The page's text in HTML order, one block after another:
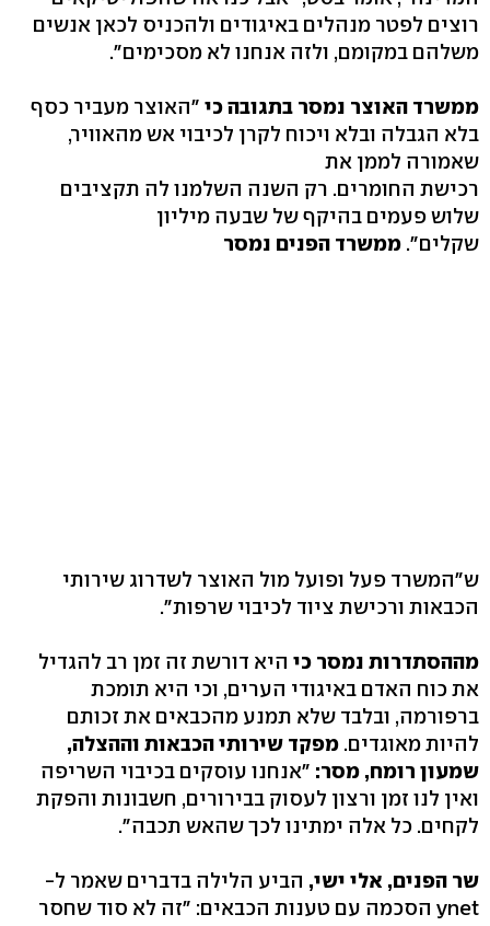
רוצים לפטר מנהלים באיגודים ולהכניס לכאן אנשים
משלהם במקומם, ולזה אנחנו לא מסכימים".
ממשרד האוצר נמסר בתגובה כי "האוצר מעביר כסף
בלא הגבלה ובלא ויכוח לקרן לכיבוי אש מהאוויר,
שאמורה לממן את
רכישת החומרים. רק השנה השלמנו לה תקציבים
שלוש פעמים בהיקף של שבעה מיליון
שקלים". ממשרד הפנים נמסר
ש"המשרד פעל ופועל מול האוצר לשדרוג שירותי
הכבאות ורכישת ציוד לכיבוי שרפות".
מההסתדרות נמסר כי היא דורשת זה זמן רב להגדיל
את כוח האדם באיגודי הערים, וכי היא תומכת
ברפורמה, ובלבד שלא תמנע מהכבאים את זכותם
להיות מאוגדים. מפקד שירותי הכבאות וההצלה,
שמעון רומח, מסר: "אנחנו עוסקים בכיבוי השריפה
ואין לנו זמן ורצון לעסוק בבירורים, חשבונות והפקת
לקחים. כל אלה ימתינו לכך שהאש תכבה".
שר הפנים, אלי ישי, הביע הלילה בדברים שאמר ל-
ynet הסכמה עם טענות הכבאים: "זה לא סוד שחסר